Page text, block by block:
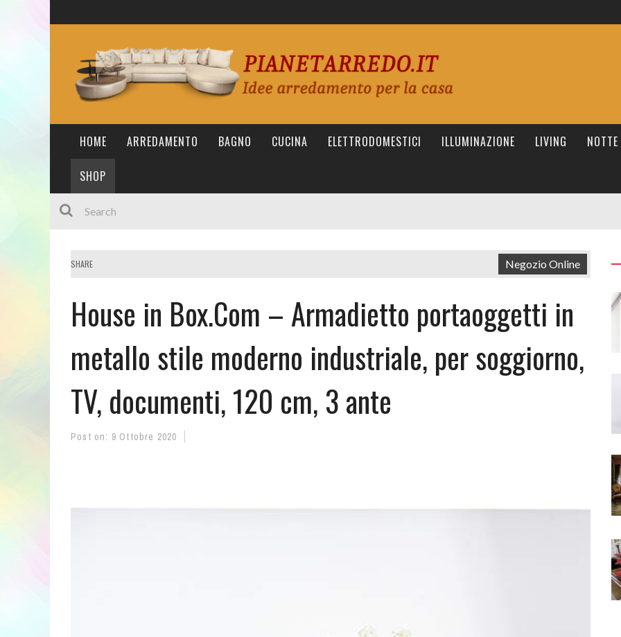
HOME ARREDAMENTO BAGNO CUCINA ELETTRODOMESTICI ILLUMINAZIONE LIVING NOTTE
SHOP
SHARE Negozio Online
House in Box.Com – Armadietto portaoggetti in
metallo stile moderno industriale, per soggiorno,
TV, documenti, 120 cm, 3 ante
Post on: 9 Ottobre 2020